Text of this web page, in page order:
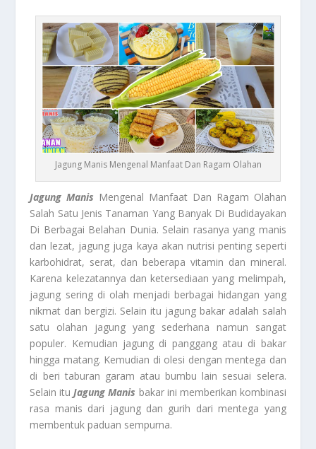
Jagung Manis Mengenal Manfaat Dan Ragam Olahan
Jagung Manis Mengenal Manfaat Dan Ragam Olahan
Salah Satu Jenis Tanaman Yang Banyak Di Budidayakan
Di Berbagai Belahan Dunia. Selain rasanya yang manis
dan lezat, jagung juga kaya akan nutrisi penting seperti
karbohidrat, serat, dan beberapa vitamin dan mineral.
Karena kelezatannya dan ketersediaan yang melimpah,
jagung sering di olah menjadi berbagai hidangan yang
nikmat dan bergizi. Selain itu jagung bakar adalah salah
satu olahan jagung yang sederhana namun sangat
populer. Kemudian jagung di panggang atau di bakar
hingga matang. Kemudian di olesi dengan mentega dan
di beri taburan garam atau bumbu lain sesuai selera.
Selain itu Jagung Manis bakar ini memberikan kombinasi
rasa manis dari jagung dan gurih dari mentega yang
membentuk paduan sempurna.